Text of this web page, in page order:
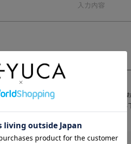
入力 内容
前に、以下の会員規約・利用規約を必ず
リックして入会お申込フォームへお進み